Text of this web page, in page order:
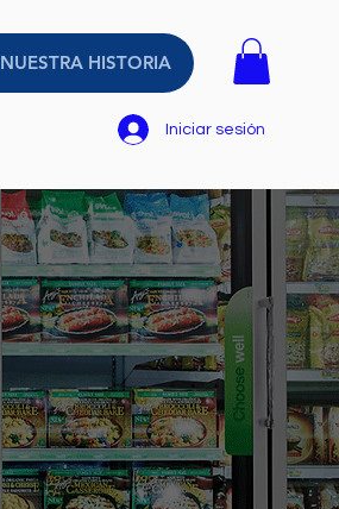
NUESTRA HISTORIA
Iniciar sesión